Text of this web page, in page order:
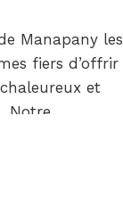
Manapany les
fiers d’offrir
et
Notre